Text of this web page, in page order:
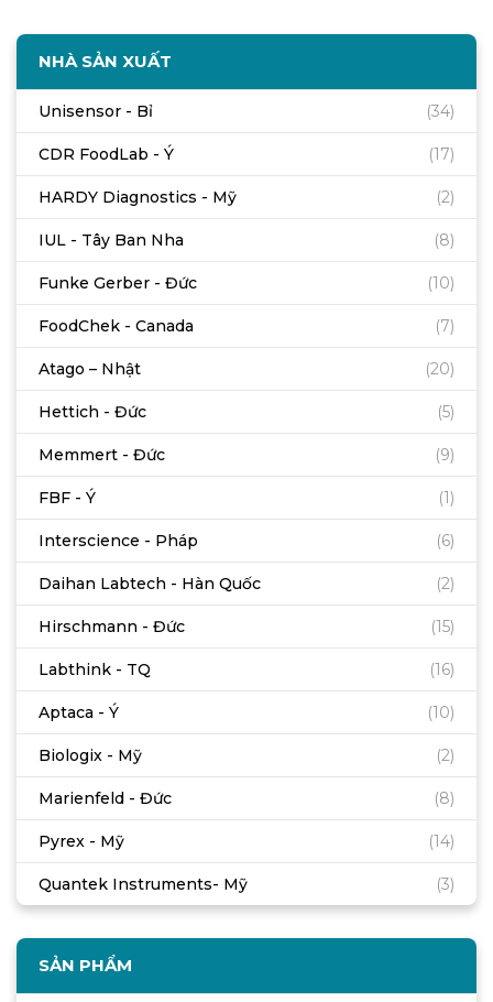
NHÀ SẢN XUẤT
Unisensor - Bỉ (34)
CDR FoodLab - Ý (17)
HARDY Diagnostics - Mỹ (2)
IUL - Tây Ban Nha (8)
Funke Gerber - Đức (10)
FoodChek - Canada (7)
Atago – Nhật (20)
Hettich - Đức (5)
Memmert - Đức (9)
FBF - Ý (1)
Interscience - Pháp (6)
Daihan Labtech - Hàn Quốc (2)
Hirschmann - Đức (15)
Labthink - TQ (16)
Aptaca - Ý (10)
Biologix - Mỹ (2)
Marienfeld - Đức (8)
Pyrex - Mỹ (14)
Quantek Instruments- Mỹ (3)
SẢN PHẨM